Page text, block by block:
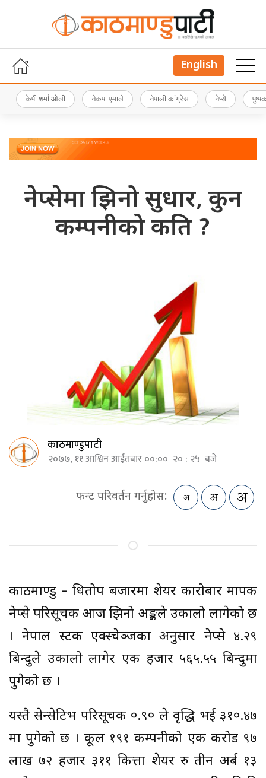
English
केपी शर्मा ओली नेकपा एमाले नेपाली कांग्रेस नेप्से
नेप्सेमा झिनो सुधार, कुन
कम्पनीको कति ?
काठमाण्डुपाटी
२०७७, ११ आश्विन आईतबार ००:०० २० : २५ बजे
फन्ट परिवर्तन गर्नुहोस:
काठमाण्डु – धितोपत्र बजारमा शेयर कारोबार मापक
नेप्से परिसूचक आज झिनो अङ्कले उकालो लागेको छ
। नेपाल स्टक एक्स्चेञ्जका अनुसार नेप्से ४.२९
बिन्दुले उकालो लागेर एक हजार ५६५.५५ बिन्दुमा
पुगेको छ ।
यस्तै सेन्सेटिभ परिसूचक ०.९० ले वृद्धि भई ३१०.४७
मा पुगेको छ । कूल १९१ कम्पनीको एक करोड ९७
लाख ७२ हजार ३११ कित्ता शेयर रु तीन अर्ब १३